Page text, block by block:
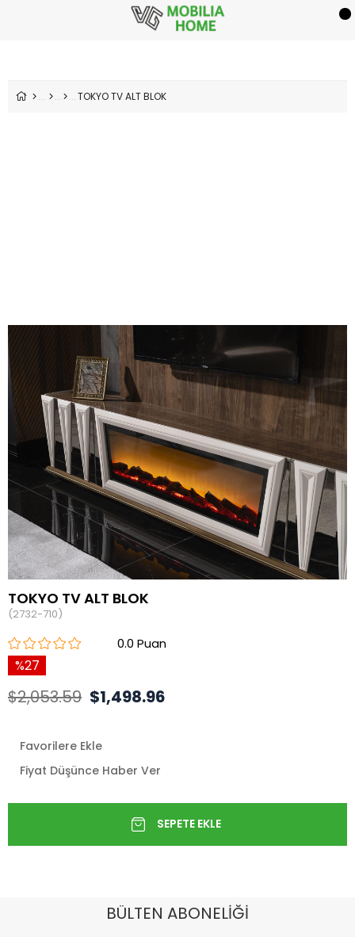
TOKYO TV ALT BLOK
TOKYO TV ALT BLOK
(2732-710)
0.0
27
$2,053.59 $1,498.96
Favorilere Ekle
Fiyat Düşünce Haber Ver
BÜLTEN ABONELİĞİ